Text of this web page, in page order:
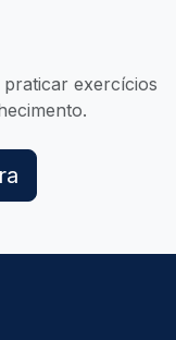
praticar exercícios